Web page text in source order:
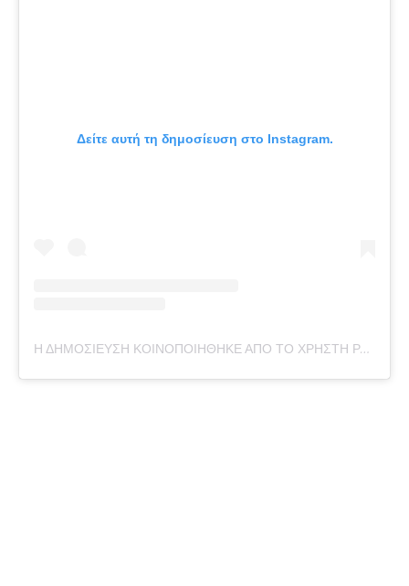
Δείτε αυτή τη δημοσίευση στο Instagram.
Η ΔΗΜΟΣΊΕΥΣΗ ΚΟΙΝΟΠΟΙΉΘΗΚΕ ΑΠΌ ΤΟ ΧΡΉΣΤΗ PANATHINAIKOS BC (@PAOBCGR)